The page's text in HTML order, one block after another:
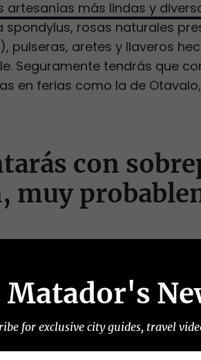
artesanías más lindas y
spondylus, rosas naturales
pulseras, aretes y llaveros
Seguramente tendrás que
en ferias como la de
con
muy
de muchas cosas
principales. El
camarones, el caldo de
viaje. Por suerte, ¡todas las
subida de peso!
Matador's
for exclusive city guides, travel